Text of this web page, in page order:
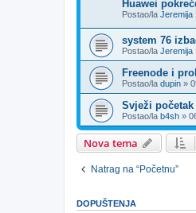
Huawei
Postao/la Jeremija
system 76
Postao/la Jeremija
Freenode i
Postao/la dupin »
Svježi
Postao/la b4sh »
Nova tema
Natrag na “Početnu”
DOPUŠTENJA